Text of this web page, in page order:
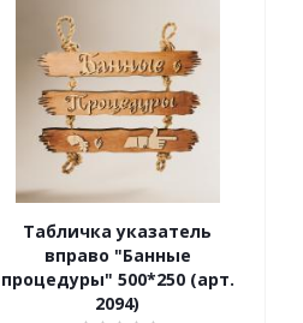
Табличка указатель
вправо "Банные
процедуры" 500*250 (арт.
2094)